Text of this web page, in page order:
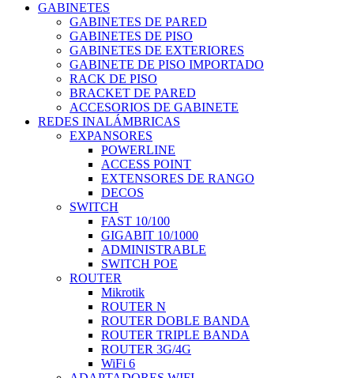
GABINETES
GABINETES DE PARED
GABINETES DE PISO
GABINETES DE EXTERIORES
GABINETE DE PISO IMPORTADO
RACK DE PISO
BRACKET DE PARED
ACCESORIOS DE GABINETE
REDES INALÁMBRICAS
EXPANSORES
POWERLINE
ACCESS POINT
EXTENSORES DE RANGO
DECOS
SWITCH
FAST 10/100
GIGABIT 10/1000
ADMINISTRABLE
SWITCH POE
ROUTER
Mikrotik
ROUTER N
ROUTER DOBLE BANDA
ROUTER TRIPLE BANDA
ROUTER 3G/4G
WiFi 6